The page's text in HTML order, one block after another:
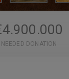
4.900.000
NEEDED DONATION